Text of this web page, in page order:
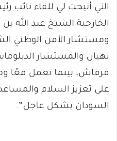
التي أتيحت لي للقاء نائب
الخارجية الشيخ عبد الله بن
ومستشار الأمن الوطني
نهيان والمستشار
قرقاش، بينما نعمل معًا
على تعزيز السلام
السودان بشكل عاجل”.